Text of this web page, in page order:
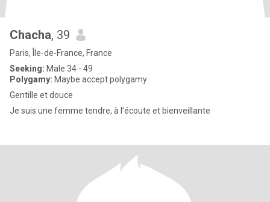
Chacha, 39
Paris, Île-de-France, France
Seeking: Male 34 - 49
Polygamy: Maybe accept polygamy
Gentille et douce
Je suis une femme tendre, à l’écoute et bienveillante